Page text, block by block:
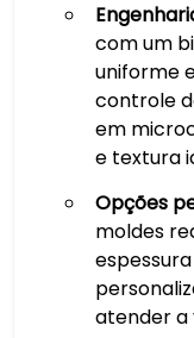
com um
uniforme
controle
em
e textura
Opções
moldes
atender a